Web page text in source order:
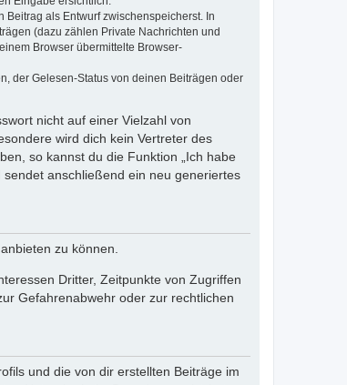
als Entwurf zwischenspeicherst. In
(dazu zählen Private Nachrichten und
Browser übermittelte Browser-
der Gelesen-Status von deinen Beiträgen oder
nicht auf einer Vielzahl von
wird dich kein Vertreter des
so kannst du die Funktion „Ich habe
anschließend ein neu generiertes
zu können.
Dritter, Zeitpunkte von Zugriffen
Gefahrenabwehr oder zur rechtlichen
und die von dir erstellten Beiträge im